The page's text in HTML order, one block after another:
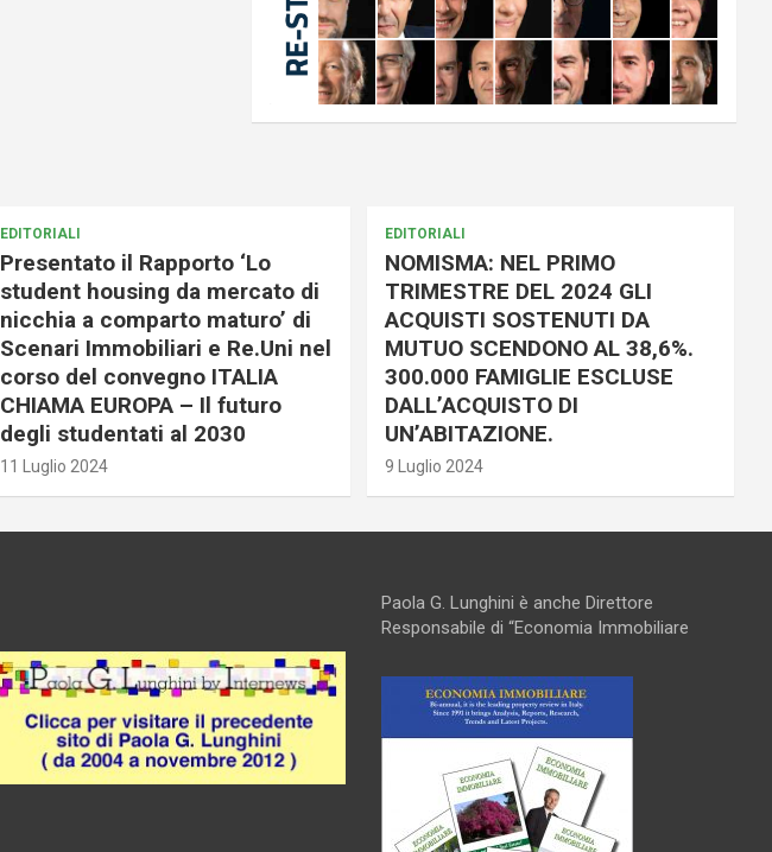
EDITORIALI
Presentato il Rapporto ‘Lo
student housing da mercato di
nicchia a comparto maturo’ di
Scenari Immobiliari e Re.Uni nel
corso del convegno ITALIA
CHIAMA EUROPA – Il futuro
degli studentati al 2030
11 Luglio 2024
EDITORIALI
NOMISMA: NEL PRIMO
TRIMESTRE DEL 2024 GLI
ACQUISTI SOSTENUTI DA
MUTUO SCENDONO AL 38,6%.
300.000 FAMIGLIE ESCLUSE
DALL’ACQUISTO DI
UN’ABITAZIONE.
9 Luglio 2024
Paola G. Lunghini è anche Direttore
Responsabile di “Economia Immobiliare